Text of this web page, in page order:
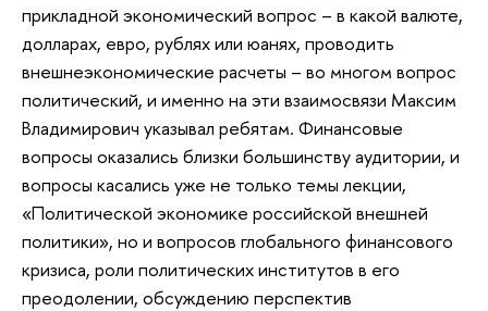
прикладной экономический вопрос – в какой валюте,
долларах, евро, рублях или юанях, проводить
внешнеэкономические расчеты – во многом вопрос
политический, и именно на эти взаимосвязи Максим
Владимирович указывал ребятам. Финансовые
вопросы оказались близки большинству аудитории, и
вопросы касались уже не только темы лекции,
«Политической экономике российской внешней
политики», но и вопросов глобального финансового
кризиса, роли политических институтов в его
преодолении, обсуждению перспектив